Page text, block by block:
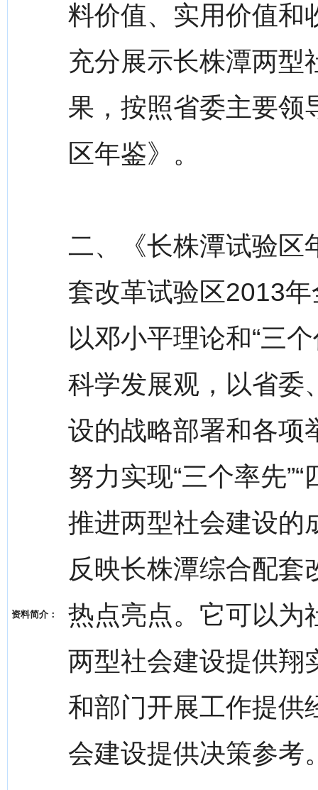
资料简介：
料价值、实用价值和
充分展示长株潭两型
果，按照省委主要领
区年鉴》。
二、《长株潭试验区
套改革试验区2013
以邓小平理论和“三
科学发展观，以省委
设的战略部署和各项
努力实现“三个率先
推进两型社会建设的
反映长株潭综合配套
热点亮点。它可以为
两型社会建设提供翔
和部门开展工作提供
会建设提供决策参考